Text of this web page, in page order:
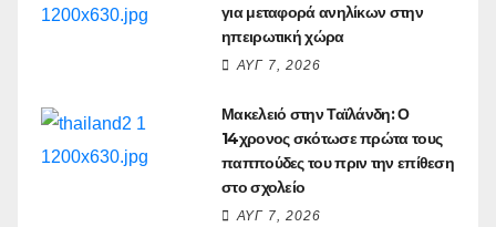
για μεταφορά ανηλίκων στην
ηπειρωτική χώρα
ΑΥΓ 7, 2026
Μακελειό στην Ταϊλάνδη: Ο
14χρονος σκότωσε πρώτα τους
παππούδες του πριν την επίθεση
στο σχολείο
ΑΥΓ 7, 2026